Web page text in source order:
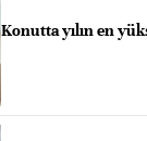
Konutta yılın en